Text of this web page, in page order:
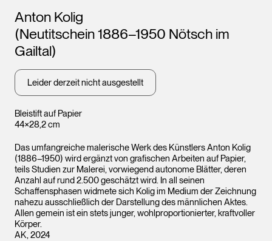
Bleistift auf Papier
44×28,2 cm
Künstler*innen
Anton Kolig
(Neutitschein 1886–1950 Nötsch im
Gailtal)
Leider derzeit nicht ausgestellt
Das umfangreiche malerische Werk des Künstlers Anton Kolig
(1886–1950) wird ergänzt von grafischen Arbeiten auf Papier,
teils Studien zur Malerei, vorwiegend autonome Blätter, deren
Anzahl auf rund 2.500 geschätzt wird. In all seinen
Schaffensphasen widmete sich Kolig im Medium der Zeichnung
nahezu ausschließlich der Darstellung des männlichen Aktes.
Allen gemein ist ein stets junger, wohlproportionierter, kraftvoller
Körper.
AK, 2024